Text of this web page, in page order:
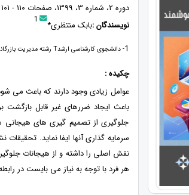
دوره 2، شماره 3، 1399، صفحات 110 - 101
نویسندگان :بابک منتظری* 1
1- دانشجوی کارشناسی ارشدT رشته مدیریت بازرگانی - بازاریابی ،موسسه آموزش عالی تابران مشهد،babakmontazeri46@yahoo.com
چکیده :
عوامل زیادی وجود دارند که باعث می
باعث ایجاد ضررهای غیر قابل
جلوگیری از تصمیم گیری های هیجانی
سرمایه گذاری آنها ایفا نماید.
نقش اصلی را داشته و از هیجانات
هر فرد با توجه به نیاز می بایست در